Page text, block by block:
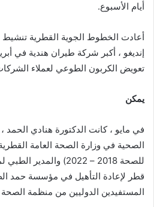
أيام الأسبوع.
أعادت الخطوط الجوية القطرية تنشيط
إنديغو ، أكبر شركة طيران هندية في
تعويض الكربون الطوعي لعملاء
يمكن
في مايو ، كانت الدكتورة هنادي الحمد
الصحية في وزارة الصحة العامة القطرية
للصحة 2018 – 2022)
قطر لإعادة التأهيل في مؤسسة حمد
المستفيدين الدوليين من منظمة الصحة